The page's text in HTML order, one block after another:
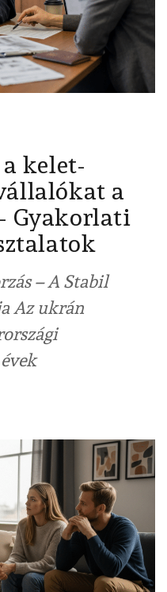
kelet-
a
Gyakorlati
– A Stabil
Az ukrán